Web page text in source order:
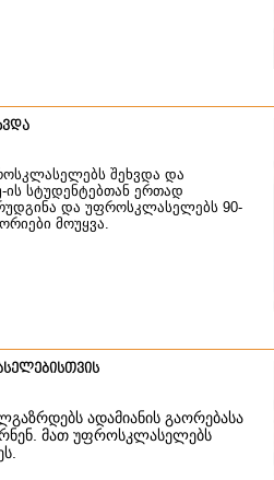
შეხვდა და
ის სტუდენტებთან ერთად
და უფროსკლასელებს 90-
მოუყვა.
ადამიანის გაორებასა
მათ უფროსკლასელებს